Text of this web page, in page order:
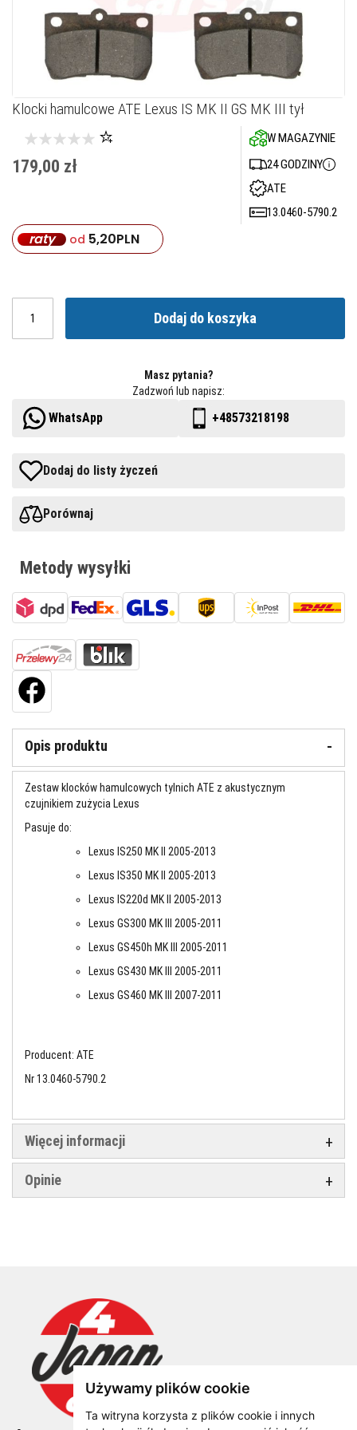
Używamy plików cookie
Ta witryna korzysta z plików cookie i innych
Przejdź
początek
Klocki hamulcowe ATE Lexus IS MK II GS MK III tył
179,00 zł
W MAGAZYNIE
24 GODZINY
ATE
13.0460-5790.2
raty od 5,20PLN
Dodaj do koszyka
Masz pytania?
Zadzwoń lub napisz:
WhatsApp +48573218198
Dodaj do listy życzeń
Porównaj
Metody wysyłki
Opis produktu
Zestaw klocków hamulcowych tylnich ATE z akustycznym
czujnikiem zużycia Lexus
Pasuje do:
Lexus IS250 MK II 2005-2013
Lexus IS350 MK II 2005-2013
Lexus IS220d MK II 2005-2013
Lexus GS300 MK III 2005-2011
Lexus GS450h MK III 2005-2011
Lexus GS430 MK III 2005-2011
Lexus GS460 MK III 2007-2011
Producent: ATE
Nr 13.0460-5790.2
Więcej informacji
Opinie